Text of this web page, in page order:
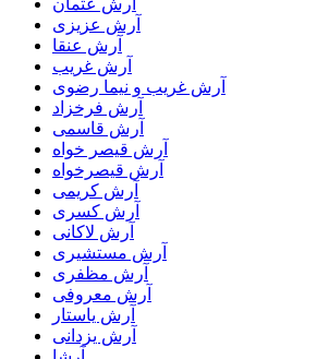
آرش عزیزی
آرش عنقا
آرش غریب
آرش غریب و نیما رضوی
آرش فرخزاد
آرش قاسمی
آرش قیصر خواه
آرش قیصرخواه
آرش کریمی
آرش کسری
آرش لاکانی
آرش مستشیری
آرش مظفری
آرش معروفی
آرش یاستار
آرش یزدانی